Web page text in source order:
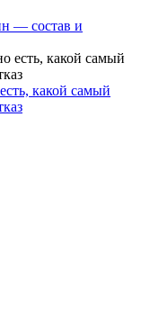
— состав и
какой самый